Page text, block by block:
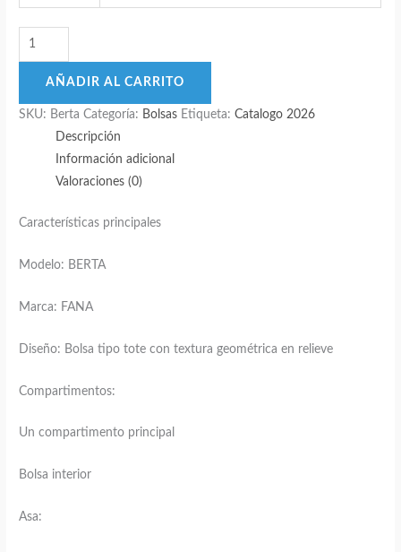
Bolsa
BERTA
Amplitud
cantidad
AÑADIR AL CARRITO
SKU: Berta Categoría: Bolsas Etiqueta:Catalogo 2026
Descripción
Información adicional
Valoraciones (0)
Características principales
Modelo: BERTA
Marca: FANA
Diseño: Bolsa tipo tote con textura geométrica en relieve
Compartimentos:
Un compartimento principal
Bolsa interior
Asa: